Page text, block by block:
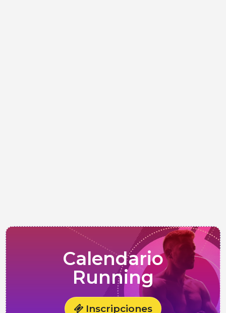
Calendario
Running
Inscripciones